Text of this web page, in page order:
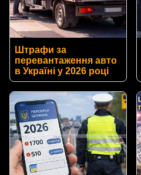
Штрафи за
перевантаження авто
в Україні у 2026 році